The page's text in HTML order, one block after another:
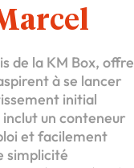
de la KM Box, offre
à se lancer
initial
un conteneur
et facilement
simplicité